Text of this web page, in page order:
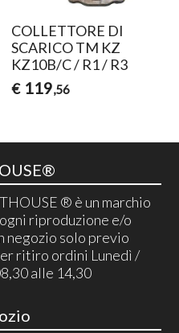
COLLETTORE DI
SCARICO TM KZ
KZ10B/C / R1 / R3
€ 119,56
® è un marchio
riproduzione e/o
negozio solo previo
ritiro ordini Lunedì /
alle 14,30